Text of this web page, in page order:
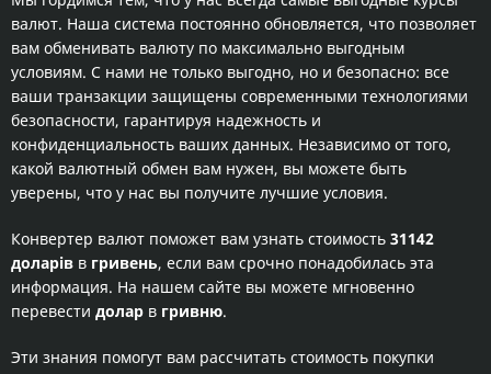
валют. Наша система постоянно обновляется, что позволяет
вам обменивать валюту по максимально выгодным
условиям. С нами не только выгодно, но и безопасно: все
ваши транзакции защищены современными технологиями
безопасности, гарантируя надежность и
конфиденциальность ваших данных. Независимо от того,
какой валютный обмен вам нужен, вы можете быть
уверены, что у нас вы получите лучшие условия.
Конвертер валют поможет вам узнать стоимость 31142
доларів в гривень, если вам срочно понадобилась эта
информация. На нашем сайте вы можете мгновенно
перевести долар в гривню.
Эти знания помогут вам рассчитать стоимость покупки